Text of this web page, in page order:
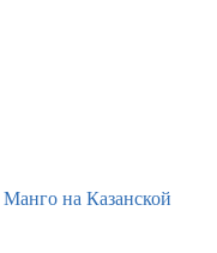
Манго на Казанской